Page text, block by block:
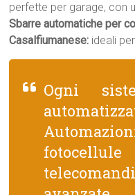
perfette per garage, con
Sbarre automatiche per
Casalfiumanese: ideali
Ogni